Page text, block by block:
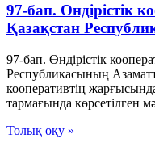
97-бап. Өндiрiстiк
Қазақстан
97-бап. Өндiрiстiк
Республикасының
кооперативтiң
тармағында көрсетiлген
Толық оқу »